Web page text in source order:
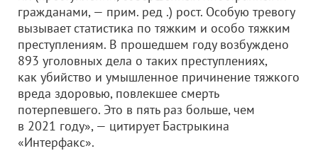
гражданами, — прим. ред .) рост. Особую тревогу
вызывает статистика по тяжким и особо тяжким
преступлениям. В прошедшем году возбуждено
893 уголовных дела о таких преступлениях,
как убийство и умышленное причинение тяжкого
вреда здоровью, повлекшее смерть
потерпевшего. Это в пять раз больше, чем
в 2021 году», — цитирует Бастрыкина
«Интерфакс».